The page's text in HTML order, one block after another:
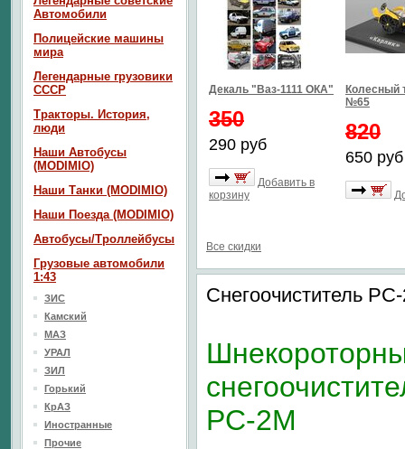
Декаль "Ваз-1111 ОКА"
350
290 руб
Добавить в
корзину
Колесный
№65
820
650 руб
Все скидки
Снегоочиститель
РС-2М
Автомобили
Полицейские машины
мира
Легендарные грузовики
СССР
Тракторы. История,
люди
Наши Автобусы
(MODIMIO)
Наши Танки (MODIMIO)
Наши Поезда (MODIMIO)
Автобусы/Троллейбусы
Грузовые автомобили
1:43
ЗИС
Камский
МАЗ
УРАЛ
ЗИЛ
Горький
КрАЗ
Иностранные
Прочие